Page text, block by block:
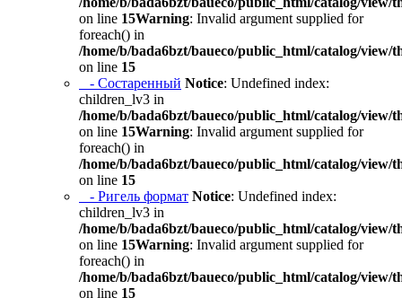
on line 15Warning: Invalid argument supplied for
foreach() in
/home/b/bada6bzt/baueco/public_html/catalog/view/
on line 15
- Состаренный Notice: Undefined index:
children_lv3 in
/home/b/bada6bzt/baueco/public_html/catalog/view/
on line 15Warning: Invalid argument supplied for
foreach() in
/home/b/bada6bzt/baueco/public_html/catalog/view/
on line 15
- Ригель формат Notice: Undefined index:
children_lv3 in
/home/b/bada6bzt/baueco/public_html/catalog/view/
on line 15Warning: Invalid argument supplied for
foreach() in
/home/b/bada6bzt/baueco/public_html/catalog/view/
on line 15